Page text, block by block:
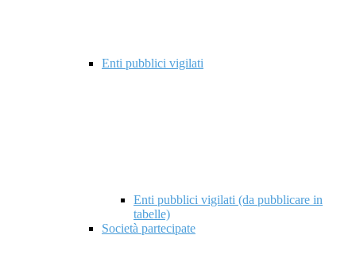
Enti pubblici vigilati
Enti pubblici vigilati (da pubblicare in
tabelle)
Società partecipate